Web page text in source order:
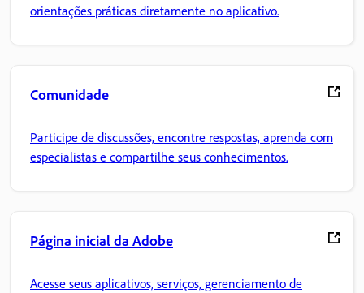
orientações práticas diretamente no aplicativo.
Comunidade
Participe de discussões, encontre respostas, aprenda com
especialistas e compartilhe seus conhecimentos.
Página inicial da Adobe
Acesse seus aplicativos, serviços, gerenciamento de